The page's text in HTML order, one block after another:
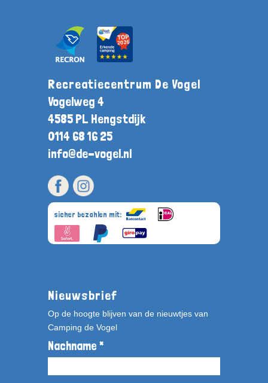
Recreatiecentrum De Vogel
Vogelweg 4
4585 PL Hengstdijk
0114 68 16 25
info@de-vogel.nl
sicher bezahlen mit:
Nieuwsbrief
Op de hoogte blijven van de nieuwtjes van
Camping de Vogel
Nachname *